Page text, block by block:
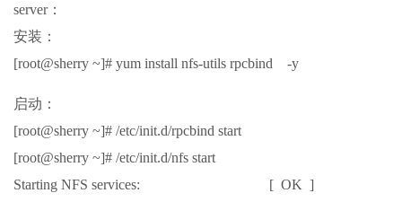
server：
安装：
[root@sherry ~]# yum install nfs-utils rpcbind -y
启动：
[root@sherry ~]# /etc/init.d/rpcbind start
[root@sherry ~]# /etc/init.d/nfs start
Starting NFS services: [ OK ]